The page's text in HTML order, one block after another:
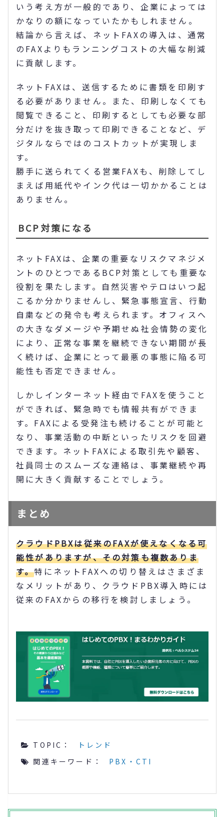
いう考え方が一般的であり、企業によっては
かなりの額になっていたかもしれません。
結論から言えば、ネットFAXの導入は、通常
のFAXよりもランニングコストの大幅な削減
に貢献します。
ネットFAXは、送信するために書類を印刷す
る必要がありません。また、印刷しなくても
閲覧できること、印刷するとしても必要な部
分だけを抜き取って印刷できることなど、デ
ジタルならではのコストカットが実現しま
す。
勝手に送られてくる営業FAXも、削除してし
まえば用紙代やインク代は一切かかることは
ありません。
BCP対策になる
ネットFAXは、企業の重要なリスクマネジメ
ントのひとつであるBCP対策としても重要な
役割を果たします。自然災害やテロはいつ起
こるか分かりませんし、緊急事態宣言、行動
自粛などの発令も考えられます。オフィスへ
の大きなダメージや予期せぬ社会情勢の変化
により、正常な事業を継続できない期間が長
く続けば、企業にとって最悪の事態に陥る可
能性も否定できません。
しかしインターネット経由でFAXを使うこと
ができれば、緊急時でも情報共有ができま
す。FAXによる受発注も続けることが可能と
なり、事業活動の中断といったリスクを回避
できます。ネットFAXによる取引先や顧客、
社員同士のスムーズな連絡は、事業継続や再
開に大きく貢献することでしょう。
まとめ
クラウドPBXは従来のFAXが使えなくなる可
能性がありますが、その対策も複数ありま
す。特にネットFAXへの切り替えはさまざま
なメリットがあり、クラウドPBX導入時には
従来のFAXからの移行を検討しましょう。
TOPIC：
トレンド
関連キーワード：
PBX・CTI